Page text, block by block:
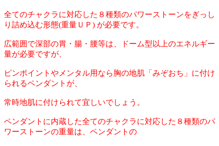
全てのチャクラに対応した８種類のパワーストーンをぎっし
り詰め込む形態(重量ＵＰ) が必要です。
広範囲で深部の胃・腸・腰等は、ドーム型以上のエネルギー
量が必要ですが、
ピンポイントやメンタル用なら胸の地肌「みぞおち」に付け
られるペンダントが、
常時地肌に付けられて宜しいでしょう。
ペンダントに内蔵した全てのチャクラに対応した８種類のパ
ワーストーンの重量は、ペンダントの